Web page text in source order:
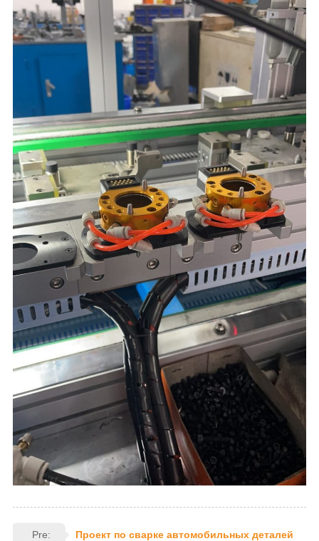
Pre: Проект по сварке автомобильных деталей